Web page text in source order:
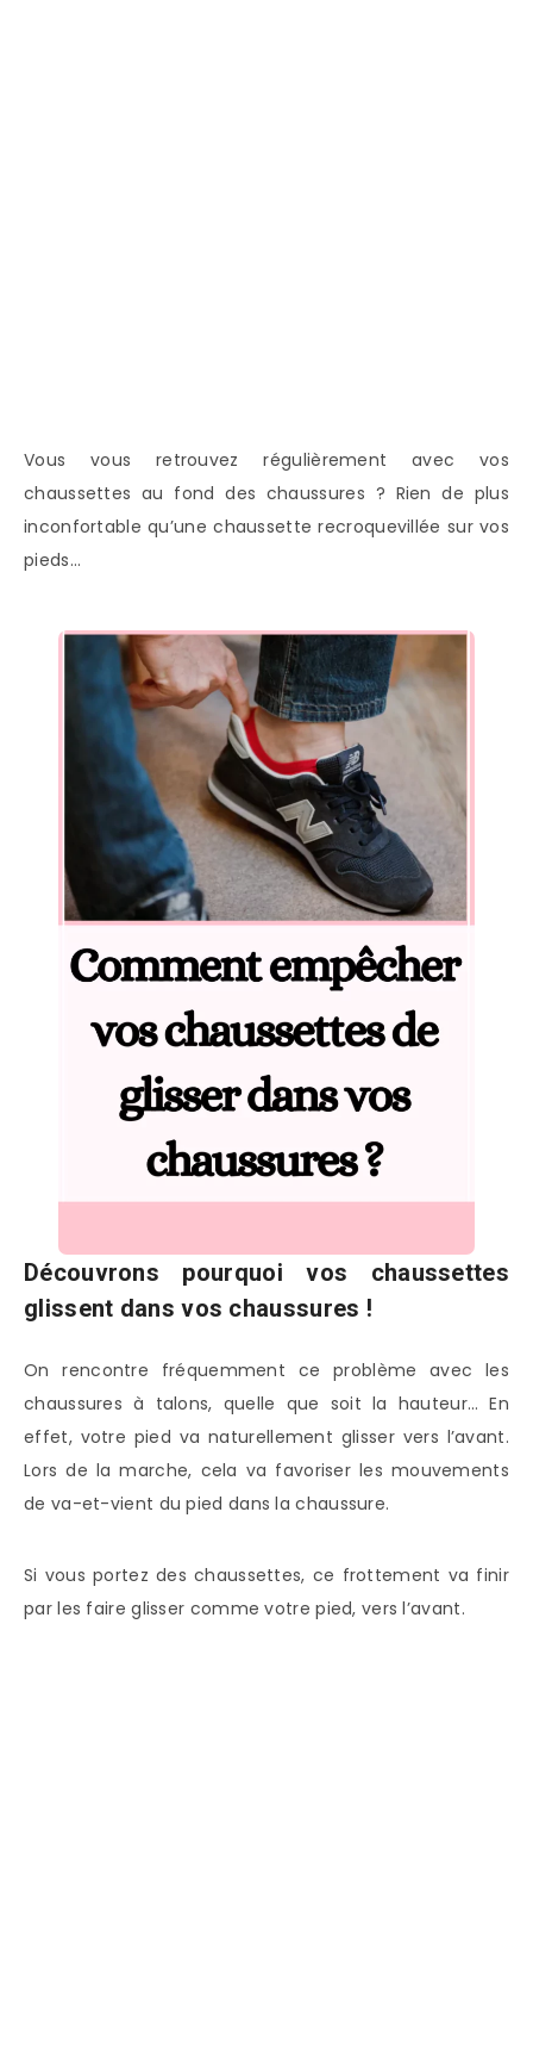
Vous vous retrouvez régulièrement avec vos
chaussettes au fond des chaussures ? Rien de plus
inconfortable qu’une chaussette recroquevillée sur vos
pieds…
Découvrons pourquoi vos chaussettes
glissent dans vos chaussures !
On rencontre fréquemment ce problème avec les
chaussures à talons, quelle que soit la hauteur… En
effet, votre pied va naturellement glisser vers l’avant.
Lors de la marche, cela va favoriser les mouvements
de va-et-vient du pied dans la chaussure.
Si vous portez des chaussettes, ce frottement va finir
par les faire glisser comme votre pied, vers l’avant.